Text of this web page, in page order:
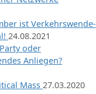
ist Verkehrswende-
24.08.2021
oder
Anliegen?
Mass 27.03.2020